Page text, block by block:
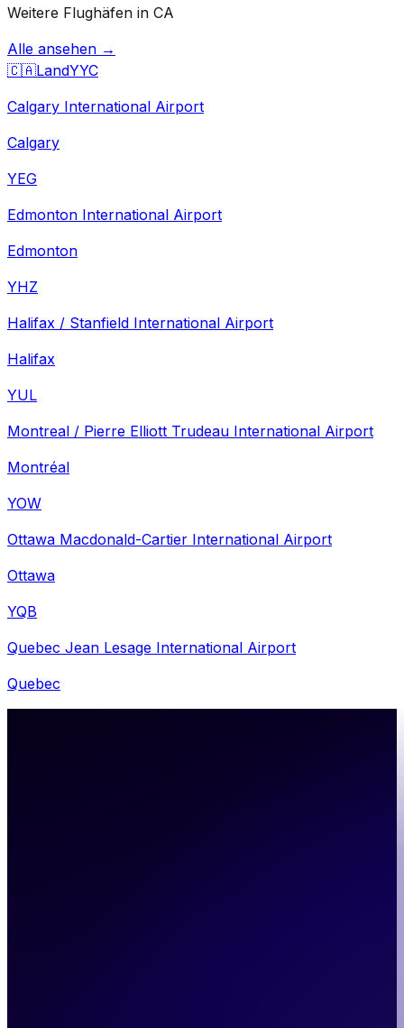
Weitere Flughäfen in CA
Alle ansehen →
🇨🇦LandYYC
Calgary International Airport
Calgary
YEG
Edmonton International Airport
Edmonton
YHZ
Halifax / Stanfield International Airport
Halifax
YUL
Montreal / Pierre Elliott Trudeau International Airport
Montréal
YOW
Ottawa Macdonald-Cartier International Airport
Ottawa
YQB
Quebec Jean Lesage International Airport
Quebec